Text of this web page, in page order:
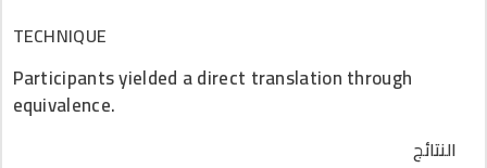
TECHNIQUE
Participants yielded a direct translation through
equivalence.
النتائج